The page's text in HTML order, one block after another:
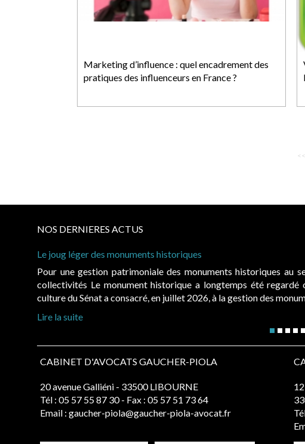
Marketing d’influence : quel encadrement des
pratiques des influenceurs en France ?
<<
NOS DERNIERES ACTUS
Le joug léger des monuments historiques
Pour une gestion patrimoniale des monuments historiques au
collectivités Le monument historique a longtemps été
culture du Sénat a consacré, en juillet 2026, à la gestion des
Lire la suite
CABINET D'AVOCATS GAUCHER-PIOLA
20 avenue Galliéni - 33500 LIBOURNE
Tél : 05 57 55 87 30 - Fax : 05 57 51 73 64
Email : gaucher-piola@gaucher-piola-avocat.fr